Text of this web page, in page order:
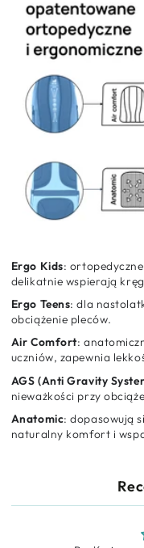
Ergo Kids:
delikatnie wspierają
Ergo Teens: dla
obciążenie pleców.
Air Comfort:
uczniów, zapewnia
AGS (Anti Gravity
nieważkości przy
Anatomic: dopasowują
naturalny komfort i